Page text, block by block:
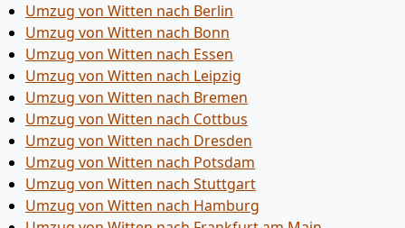
Umzug von Witten nach Berlin
Umzug von Witten nach Bonn
Umzug von Witten nach Essen
Umzug von Witten nach Leipzig
Umzug von Witten nach Bremen
Umzug von Witten nach Cottbus
Umzug von Witten nach Dresden
Umzug von Witten nach Potsdam
Umzug von Witten nach Stuttgart
Umzug von Witten nach Hamburg